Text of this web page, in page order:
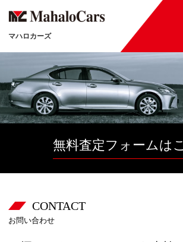
マハロカーズ
無料査定フォームは
CONTACT